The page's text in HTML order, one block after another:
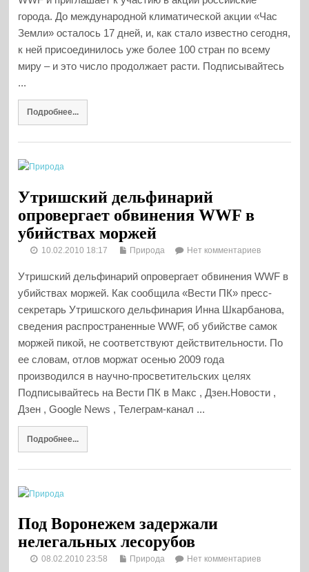
города. До международной климатической акции «Час
Земли» осталось 17 дней, и, как стало известно сегодня,
к ней присоединилось уже более 100 стран по всему
миру – и это число продолжает расти. Подписывайтесь
...
Подробнее...
Утришский дельфинарий
опровергает обвинения WWF в
убийствах моржей
10.02.2010 18:17 Природа Нет комментариев
Утришский дельфинарий опровергает обвинения WWF в
убийствах моржей. Как сообщила «Вести ПК» пресс-
секретарь Утришского дельфинария Инна Шкарбанова,
сведения распространенные WWF, об убийстве самок
моржей пикой, не соответствуют действительности. По
ее словам, отлов моржат осенью 2009 года
производился в научно-просветительских целях
Подписывайтесь на Вести ПК в Макс , Дзен.Новости ,
Дзен , Google News , Телеграм-канал ...
Подробнее...
Под Воронежем задержали
нелегальных лесорубов
08.02.2010 23:58 Природа Нет комментариев